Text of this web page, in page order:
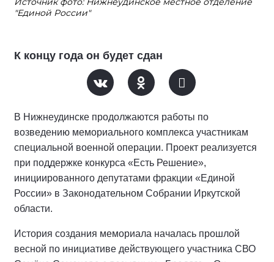
"Единой России"
К концу года он будет сдан
В Нижнеудинске продолжаются работы по
возведению мемориального комплекса участникам
специальной военной операции. Проект реализуется
при поддержке конкурса «Есть Решение»,
инициированного депутатами фракции «Единой
России» в Законодательном Собрании Иркутской
области.
История создания мемориала началась прошлой
весной по инициативе действующего участника СВО